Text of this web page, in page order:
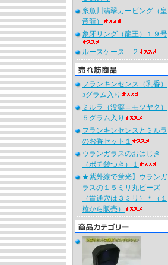
糸魚川翡翠カービング（皇
帝龍）
象牙リング（龍王）１９号
ルースケース－２
フランキンセンス（乳香）
5グラム入り
ミルラ（没薬＝モツヤク）
５グラム入り
フランキンセンスとミルラ
のお香セット１
ウランガラスのおはじき
（ポチ袋つき）１
★紫外線で蛍光】ウランガ
ラスの１５ミリ丸ビーズ
（貫通穴は３ミリ）＊（１
粒から販売）